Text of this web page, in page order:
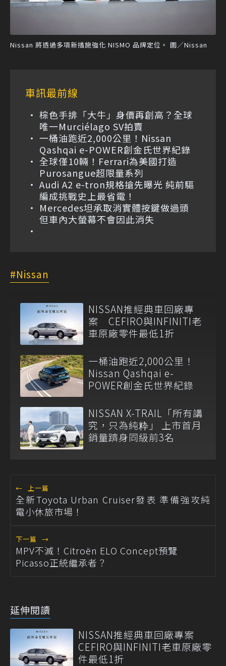
Nissan 將透過多項新措施強化 NISMO 品牌定位。 圖／Nissan
車訊最前線
棕色手排「大牛」身價再創高？全球
唯一Murciélago SV拍賣
一桶油跑近2,000公里！Nissan
Qashqai e-POWER創金氏世界紀錄
全球僅10輛！Ferrari為美國打造
Purosangue超限量系列
Audi A2 e-tron規格搶先曝光 純前驅
編成挑戰史上最省電！
Mercedes坦承取消實體按鍵做過頭
但車內大螢幕不會因此消失
Nissan
NISSAN推經典車回廠專
案 CEFIRO與INFINITI老
車原廠零件最低1折
一桶油跑近2,000公里！
Nissan Qashqai e-
POWER創金氏世界紀錄
NISSAN X-TRAIL「所有講
究，只為純粋」 上市首月
銷量躋身同級前3名
← 上一篇
全新Toyota Urban Cruiser發表 準備強攻純
電小休旅市場！
下一篇 →
MPV不滅！Citroën ELO Concept預覽
Picasso正統繼承者？
延伸閱讀
NISSAN推經典車回廠專案
CEFIRO與INFINITI老車原廠零
件最低1折